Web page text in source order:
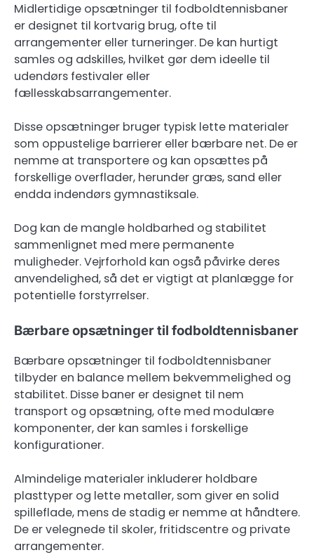
Midlertidige opsætninger til fodboldtennisbaner
er designet til kortvarig brug, ofte til
arrangementer eller turneringer. De kan hurtigt
samles og adskilles, hvilket gør dem ideelle til
udendørs festivaler eller
fællesskabsarrangementer.
Disse opsætninger bruger typisk lette materialer
som oppustelige barrierer eller bærbare net. De er
nemme at transportere og kan opsættes på
forskellige overflader, herunder græs, sand eller
endda indendørs gymnastiksale.
Dog kan de mangle holdbarhed og stabilitet
sammenlignet med mere permanente
muligheder. Vejrforhold kan også påvirke deres
anvendelighed, så det er vigtigt at planlægge for
potentielle forstyrrelser.
Bærbare opsætninger til fodboldtennisbaner
Bærbare opsætninger til fodboldtennisbaner
tilbyder en balance mellem bekvemmelighed og
stabilitet. Disse baner er designet til nem
transport og opsætning, ofte med modulære
komponenter, der kan samles i forskellige
konfigurationer.
Almindelige materialer inkluderer holdbare
plasttyper og lette metaller, som giver en solid
spilleflade, mens de stadig er nemme at håndtere.
De er velegnede til skoler, fritidscentre og private
arrangementer.